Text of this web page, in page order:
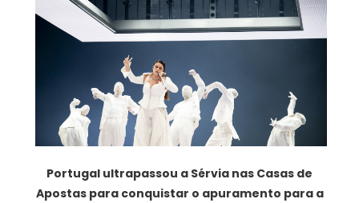
Portugal ultrapassou a Sérvia nas Casas de
Apostas para conquistar o apuramento para a